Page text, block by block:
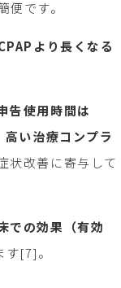
です。
より長くなる
告使用時間は
高い治療コンプラ
状改善に寄与して
での効果（有効
[7]。